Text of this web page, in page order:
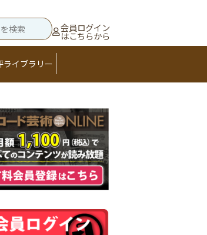
会員ログイン
はこちらから
ライブラリー